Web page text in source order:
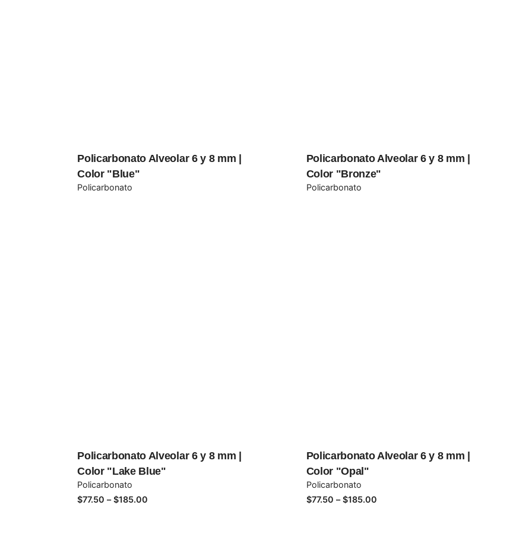
Policarbonato Alveolar 6 y 8 mm |
Color "Blue"
Policarbonato
Policarbonato Alveolar 6 y 8 mm |
Color "Bronze"
Policarbonato
Policarbonato Alveolar 6 y 8 mm |
Color "Lake Blue"
Policarbonato
$77.50 – $185.00
Policarbonato Alveolar 6 y 8 mm |
Color "Opal"
Policarbonato
$77.50 – $185.00Price